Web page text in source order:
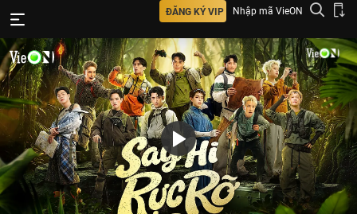
ĐĂNG KÝ VIP Nhập mã VieON